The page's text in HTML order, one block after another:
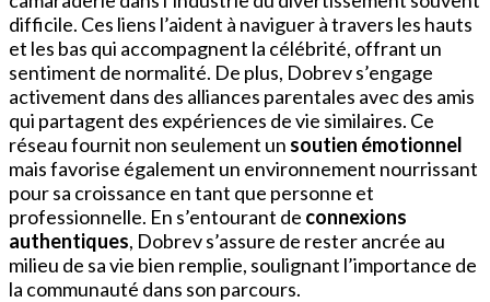
difficile. Ces liens l’aident à naviguer à travers les hauts
et les bas qui accompagnent la célébrité, offrant un
sentiment de normalité. De plus, Dobrev s’engage
activement dans des alliances parentales avec des amis
qui partagent des expériences de vie similaires. Ce
réseau fournit non seulement un soutien émotionnel
mais favorise également un environnement nourrissant
pour sa croissance en tant que personne et
professionnelle. En s’entourant de connexions
authentiques, Dobrev s’assure de rester ancrée au
milieu de sa vie bien remplie, soulignant l’importance de
la communauté dans son parcours.